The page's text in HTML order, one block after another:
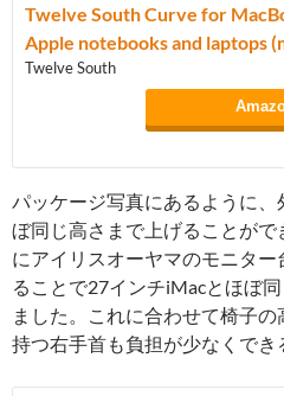
Twelve South Curve for
Apple notebooks and laptops
Twelve South
パッケージ写真にあるように
ぼ同じ高さまで上げることが
にアイリスオーヤマのモニタ
ることで27インチiMacとほぼ
ました。これに合わせて椅子
持つ右手首も負担が少なくでき